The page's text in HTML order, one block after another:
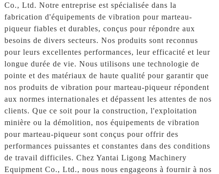
Co., Ltd. Notre entreprise est spécialisée dans la
fabrication d'équipements de vibration pour marteau-
piqueur fiables et durables, conçus pour répondre aux
besoins de divers secteurs. Nos produits sont reconnus
pour leurs excellentes performances, leur efficacité et leur
longue durée de vie. Nous utilisons une technologie de
pointe et des matériaux de haute qualité pour garantir que
nos produits de vibration pour marteau-piqueur répondent
aux normes internationales et dépassent les attentes de nos
clients. Que ce soit pour la construction, l'exploitation
minière ou la démolition, nos équipements de vibration
pour marteau-piqueur sont conçus pour offrir des
performances puissantes et constantes dans des conditions
de travail difficiles. Chez Yantai Ligong Machinery
Equipment Co., Ltd., nous nous engageons à fournir à nos